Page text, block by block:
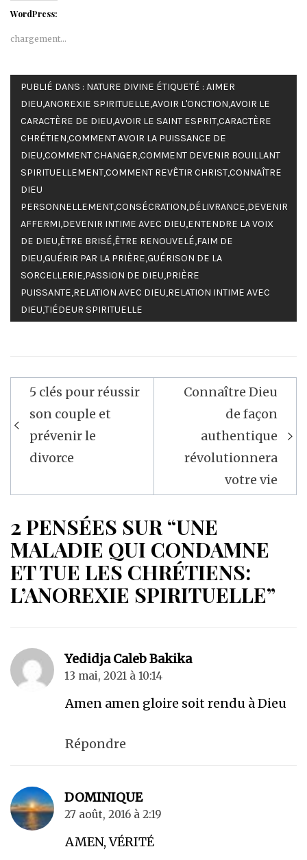
WordPress:
chargement…
PUBLIÉ DANS : NATURE DIVINE ÉTIQUETÉ : AIMER
DIEU,ANOREXIE SPIRITUELLE,AVOIR L'ONCTION,AVOIR LE
CARACTÈRE DE DIEU,AVOIR LE SAINT ESPRIT,CARACTÈRE
CHRÉTIEN,COMMENT AVOIR LA PUISSANCE DE
DIEU,COMMENT CHANGER,COMMENT DEVENIR BOUILLANT
SPIRITUELLEMENT,COMMENT REVÊTIR CHRIST,CONNAÎTRE
DIEU
PERSONNELLEMENT,CONSÉCRATION,DÉLIVRANCE,DEVENIR
AFFERMI,DEVENIR INTIME AVEC DIEU,ENTENDRE LA VOIX
DE DIEU,ÊTRE BRISÉ,ÊTRE RENOUVELÉ,FAIM DE
DIEU,GUÉRIR PAR LA PRIÈRE,GUÉRISON DE LA
SORCELLERIE,PASSION DE DIEU,PRIÈRE
PUISSANTE,RELATION AVEC DIEU,RELATION INTIME AVEC
DIEU,TIÉDEUR SPIRITUELLE
Navigation
de
l’article
5 clés pour réussir
son couple et
prévenir le
divorce
Connaître Dieu
de façon
authentique
révolutionnera
votre vie
2 PENSÉES SUR “UNE
MALADIE QUI CONDAMNE
ET TUE LES CHRÉTIENS:
L’ANOREXIE SPIRITUELLE”
Yedidja Caleb Bakika
13 mai, 2021 à 10:14
Amen amen gloire soit rendu à Dieu
Répondre
DOMINIQUE
27 août, 2016 à 2:19
AMEN, VÉRITÉ